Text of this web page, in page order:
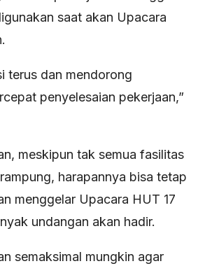
saat akan Upacara
terus dan mendorong
penyelesaian pekerjaan,”
meskipun tak semua fasilitas
harapannya bisa tetap
menggelar Upacara HUT 17
undangan akan hadir.
semaksimal mungkin agar